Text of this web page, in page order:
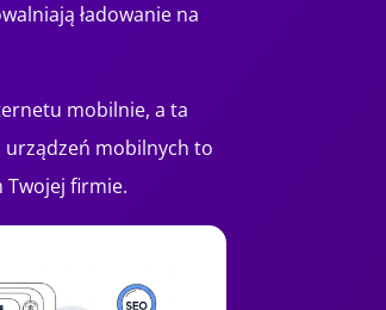
ładowanie na
mobilnie, a ta
urządzeń mobilnych to
Twojej firmie.